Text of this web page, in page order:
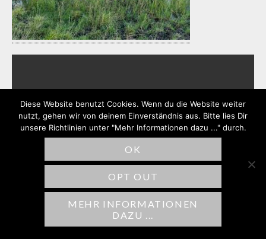
SCHREIBE EINEN
KOMMENTAR
Deine E-Mail-Adresse wird nicht
veröffentlicht. Erforderliche Felder sind
Kommentar *
Diese Website benutzt Cookies. Wenn du die Website weiter
nutzt, gehen wir von deinem Einverständnis aus. Bitte lies Dir
unsere Richtlinien unter "Mehr Informationen dazu ..." durch.
OK
OPT OUT
MEHR INFORMATIONEN
DAZU ...